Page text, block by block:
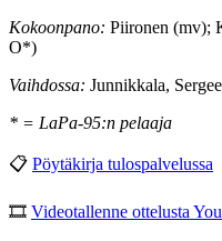
Kokoonpano: Piironen (mv);
O*)
Vaihdossa: Junnikkala,
* = LaPa-95:n pelaaja
📋 Pöytäkirja tulospalvelussa
🎞 Videotallenne ottelusta